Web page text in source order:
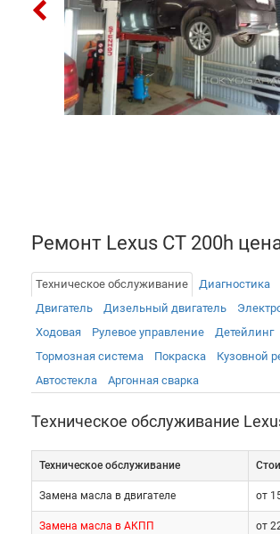
Ремонт Lexus CT 200h
Техническое обслуживание Диагностика
Двигатель
Дизельный двигатель
Ходовая
Рулевое управление
Детейлинг
Тормозная система
Покраска
Кузовной
Автостекла
Аргонная сварка
Техническое обслуживание
Техническое обслуживание
Замена масла в двигателе от
Замена масла в АКПП от